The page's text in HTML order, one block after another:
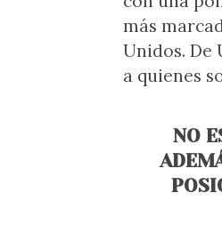
más
Unidos. De
a quienes
NO